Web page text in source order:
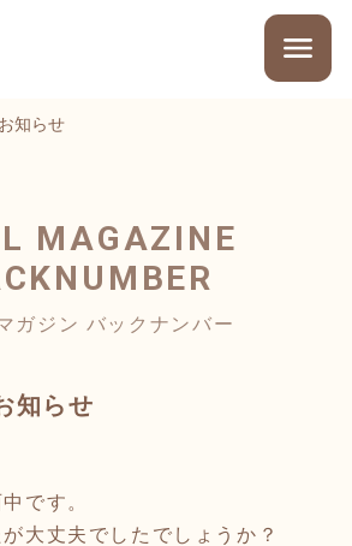
知らせ
MAGAZINE
ガジン バックナンバー
知らせ
です。
大丈夫でしたでしょうか？